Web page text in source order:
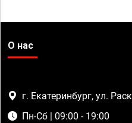
О нас
г. Екатеринбург, ул.
Пн-Сб | 09:00 - 19:00